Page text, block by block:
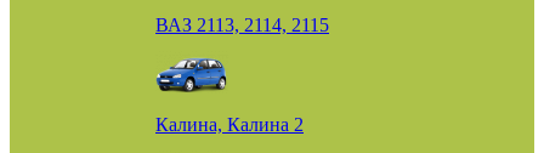
ВАЗ 2113, 2114, 2115
Калина, Калина 2